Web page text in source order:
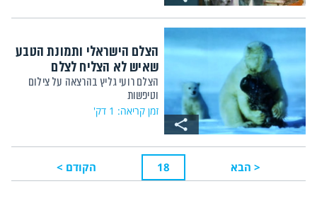
הצלם הישראלי ותמונת הטבע
שאיש לא הצליח לצלם
הצלם רועי גליץ בהרצאה על צילום
וטיפשות
זמן קריאה: 1 דק'
< הבא 18 הקודם >